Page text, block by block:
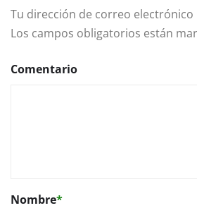
Tu dirección de correo electrónico
Los campos obligatorios están
Comentario
Nombre*